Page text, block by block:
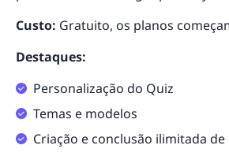
Custo: Gratuito, os planos
Destaques:
Personalização do Quiz
Temas e modelos
Criação e conclusão ilimitada